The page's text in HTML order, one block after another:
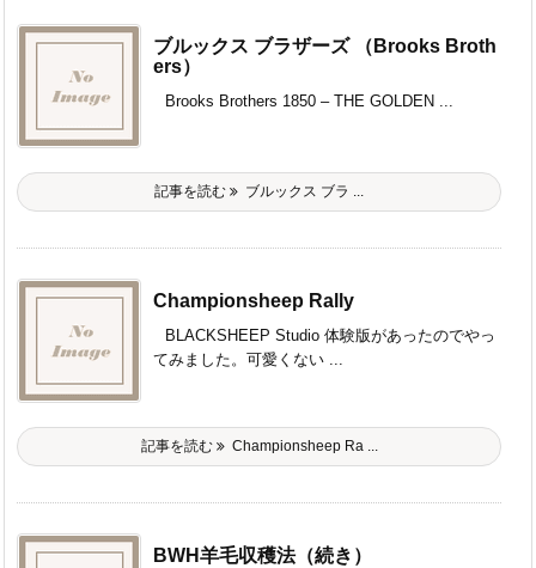
ブルックス ブラザーズ （Brooks Broth
ers）
Brooks Brothers 1850 – THE GOLDEN ...
記事を読む ブルックス ブラ ...
Championsheep Rally
BLACKSHEEP Studio 体験版があったのでやっ
てみました。可愛くない ...
記事を読む Championsheep Ra ...
BWH羊毛収穫法（続き）